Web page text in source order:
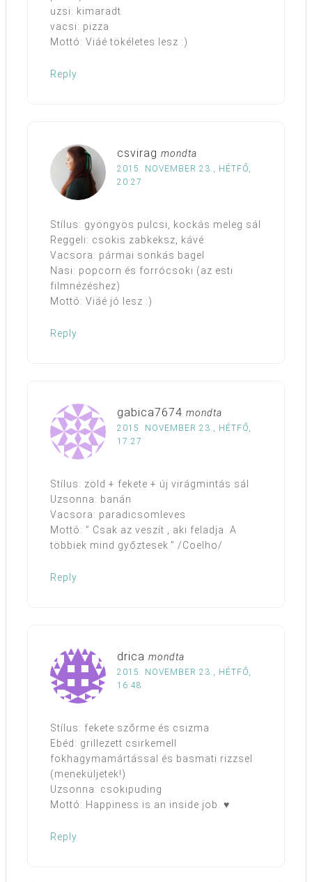
uzsi: kimaradt
vacsi: pizza
Mottó: Viáé tökéletes lesz :)
Reply
csvirag mondta
2015. NOVEMBER 23., HÉTFŐ,
20:27
Stílus: gyöngyös pulcsi, kockás meleg sál
Reggeli: csokis zabkeksz, kávé
Vacsora: pármai sonkás bagel
Nasi: popcorn és forrócsoki (az esti
filmnézéshez)
Mottó: Viáé jó lesz :)
Reply
gabica7674 mondta
2015. NOVEMBER 23., HÉTFŐ,
17:27
Stílus: zöld + fekete + új virágmintás sál
Uzsonna: banán
Vacsora: paradicsomleves
Mottó: ” Csak az veszít , aki feladja. A
többiek mind győztesek.” /Coelho/
Reply
drica mondta
2015. NOVEMBER 23., HÉTFŐ,
16:48
Stílus: fekete szőrme és csizma
Ebéd: grillezett csirkemell
fokhagymamártással és basmati rizzsel
(meneküljetek!)
Uzsonna: csokipuding
Mottó: Happiness is an inside job. ♥
Reply